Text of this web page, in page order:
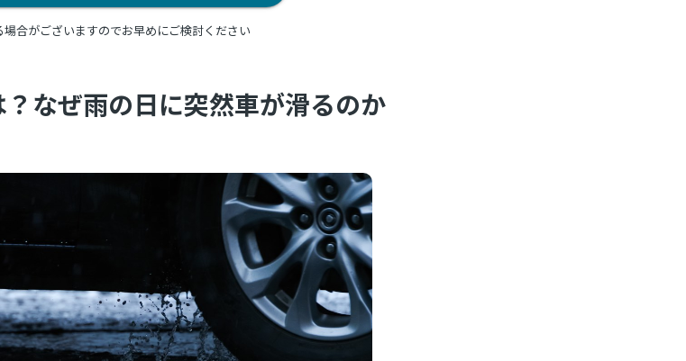
合がございますのでお早めにご検討ください
なぜ雨の日に突然車が滑るのか